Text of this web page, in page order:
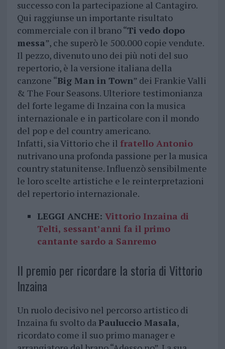
successo con la partecipazione al Cantagiro.
Qui raggiunse un importante risultato
commerciale con il brano “Ti vedo dopo
messa”, che superò le 500.000 copie vendute.
Il pezzo, divenuto uno dei più noti del suo
repertorio, è la versione italiana della
canzone “Big Man in Town” dei Frankie Valli
& The Four Seasons. Ulteriore testimonianza
del forte legame di Inzaina con la musica
internazionale e in particolare con il mondo
del pop e del country americano.
Infatti, sia Vittorio che il fratello Antonio
nutrivano una profonda passione per la musica
country statunitense. Influenzò sensibilmente
le loro scelte artistiche e le reinterpretazioni
del repertorio internazionale.
LEGGI ANCHE: Vittorio Inzaina di
Telti, sessant’anni fa il primo
cantante sardo a Sanremo
Il premio per ricordare la storia di Vittorio
Inzaina
Un ruolo decisivo nel percorso artistico di
Inzaina fu svolto daPauluccio Masala,
ricordato come il suo primo manager e